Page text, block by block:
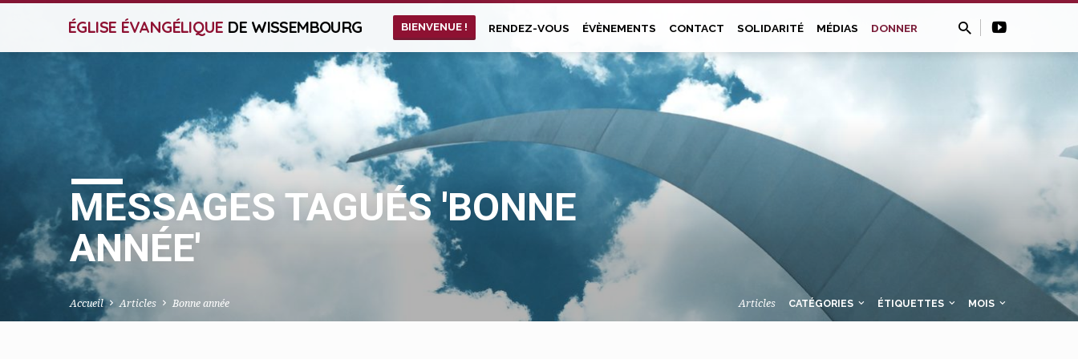
ÉGLISE ÉVANGÉLIQUE DE WISSEMBOURG BIENVENUE ! RENDEZ-VOUS ÉVÈNEMENTS CONTACT SOLIDARITÉ MÉDIAS DONNER
MESSAGES TAGUÉS 'BONNE
ANNÉE'
Accueil Articles Bonne année Articles CATÉGORIES ÉTIQUETTES MOIS